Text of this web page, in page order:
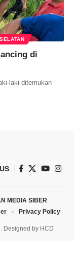
di
laki ditemukan
Designed by HCD
MEDIA SIBER
Privacy Policy